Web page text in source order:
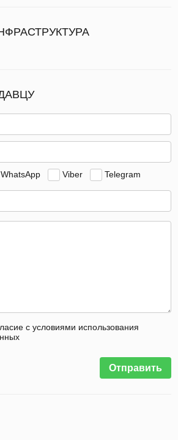
WhatsApp Viber Telegram
с условиями использования
Отправить